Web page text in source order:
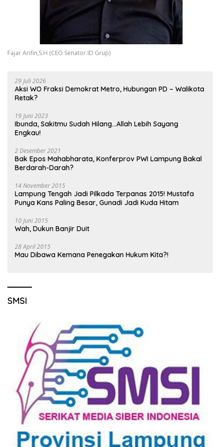
Fajar Arifin,S.H (CEO Senator.ID Grup)
29 Juli 2026
Aksi WO Fraksi Demokrat Metro, Hubungan PD – Walikota
Retak?
19 Juni 2023
Ibunda, Sakitmu Sudah Hilang…Allah Lebih Sayang
Engkau!
2 Desember 2021
Bak Epos Mahabharata, Konferprov PWI Lampung Bakal
Berdarah-Darah?
14 November 2015
Lampung Tengah Jadi Pilkada Terpanas 2015! Mustafa
Punya Kans Paling Besar, Gunadi Jadi Kuda Hitam
10 Juni 2015
Wah, Dukun Banjir Duit
28 April 2015
Mau Dibawa Kemana Penegakan Hukum Kita?!
SMSI